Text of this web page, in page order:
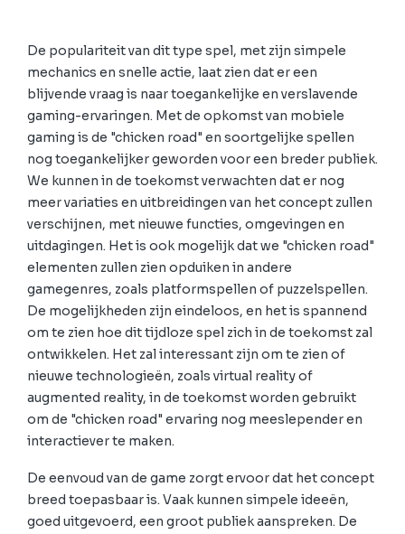
De populariteit van dit type spel, met zijn simpele
mechanics en snelle actie, laat zien dat er een
blijvende vraag is naar toegankelijke en verslavende
gaming-ervaringen. Met de opkomst van mobiele
gaming is de "chicken road" en soortgelijke spellen
nog toegankelijker geworden voor een breder publiek.
We kunnen in de toekomst verwachten dat er nog
meer variaties en uitbreidingen van het concept zullen
verschijnen, met nieuwe functies, omgevingen en
uitdagingen. Het is ook mogelijk dat we "chicken road"
elementen zullen zien opduiken in andere
gamegenres, zoals platformspellen of puzzelspellen.
De mogelijkheden zijn eindeloos, en het is spannend
om te zien hoe dit tijdloze spel zich in de toekomst zal
ontwikkelen. Het zal interessant zijn om te zien of
nieuwe technologieën, zoals virtual reality of
augmented reality, in de toekomst worden gebruikt
om de "chicken road" ervaring nog meeslepender en
interactiever te maken.
De eenvoud van de game zorgt ervoor dat het concept
breed toepasbaar is. Vaak kunnen simpele ideeën,
goed uitgevoerd, een groot publiek aanspreken. De